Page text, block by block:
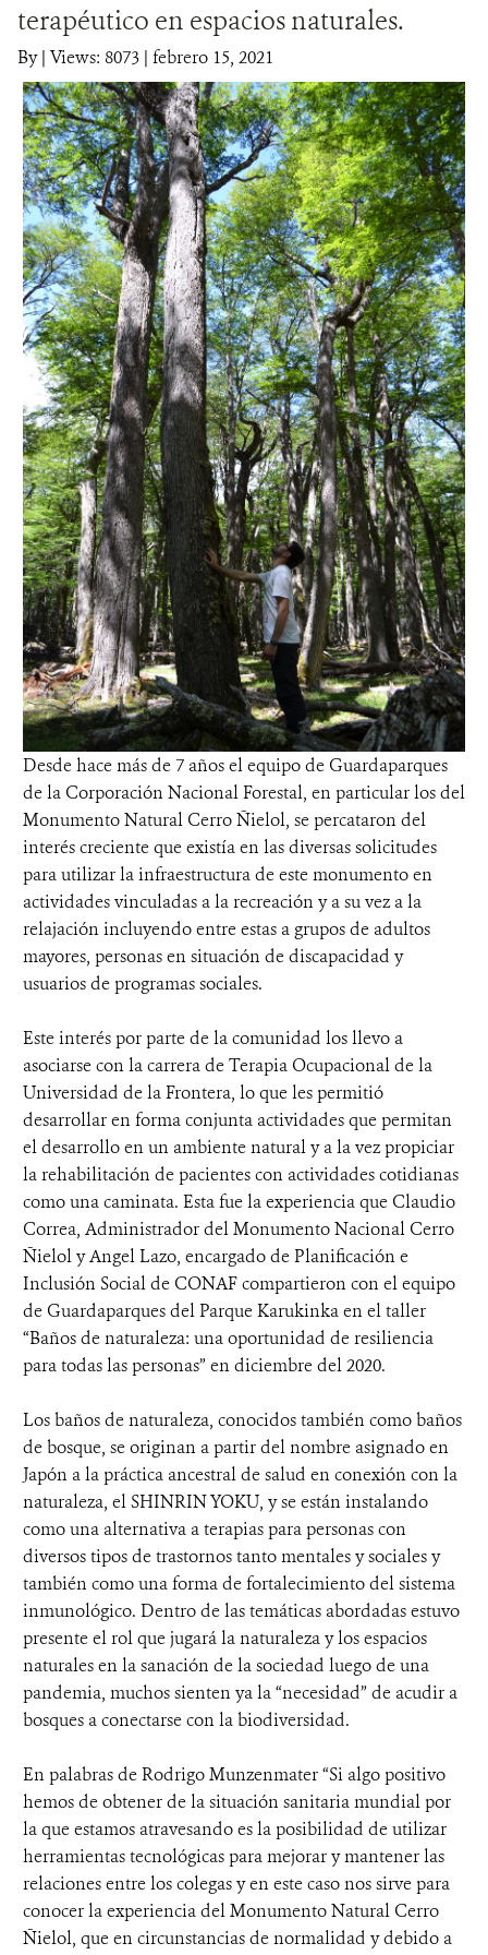
DONA
terapéutico en espacios naturales.
By| Views: 8073 | febrero 15, 2021
Desde hace más de 7 años el equipo de Guardaparques
de la Corporación Nacional Forestal, en particular los del
Monumento Natural Cerro Ñielol, se percataron del
interés creciente que existía en las diversas solicitudes
para utilizar la infraestructura de este monumento en
actividades vinculadas a la recreación y a su vez a la
relajación incluyendo entre estas a grupos de adultos
mayores, personas en situación de discapacidad y
usuarios de programas sociales.
Este interés por parte de la comunidad los llevo a
asociarse con la carrera de Terapia Ocupacional de la
Universidad de la Frontera, lo que les permitió
desarrollar en forma conjunta actividades que permitan
el desarrollo en un ambiente natural y a la vez propiciar
la rehabilitación de pacientes con actividades cotidianas
como una caminata. Esta fue la experiencia que Claudio
Correa, Administrador del Monumento Nacional Cerro
Ñielol y Angel Lazo, encargado de Planificación e
Inclusión Social de CONAF compartieron con el equipo
de Guardaparques del Parque Karukinka en el taller
“Baños de naturaleza: una oportunidad de resiliencia
para todas las personas” en diciembre del 2020.
Los baños de naturaleza, conocidos también como baños
de bosque, se originan a partir del nombre asignado en
Japón a la práctica ancestral de salud en conexión con la
naturaleza, el SHINRIN YOKU, y se están instalando
como una alternativa a terapias para personas con
diversos tipos de trastornos tanto mentales y sociales y
también como una forma de fortalecimiento del sistema
inmunológico. Dentro de las temáticas abordadas estuvo
presente el rol que jugará la naturaleza y los espacios
naturales en la sanación de la sociedad luego de una
pandemia, muchos sienten ya la “necesidad” de acudir a
bosques a conectarse con la biodiversidad.
En palabras de Rodrigo Munzenmater “Si algo positivo
hemos de obtener de la situación sanitaria mundial por
la que estamos atravesando es la posibilidad de utilizar
herramientas tecnológicas para mejorar y mantener las
relaciones entre los colegas y en este caso nos sirve para
conocer la experiencia del Monumento Natural Cerro
Ñielol, que en circunstancias de normalidad y debido a